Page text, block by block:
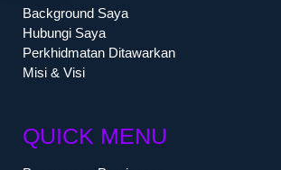
Background Saya
Hubungi Saya
Perkhidmatan Ditawarkan
Misi & Visi
QUICK MENU